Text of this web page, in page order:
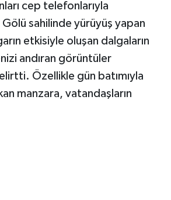
cep telefonlarıyla
sahilinde yürüyüş yapan
etkisiyle oluşan dalgaların
andıran görüntüler
Özellikle gün batımıyla
manzara, vatandaşların